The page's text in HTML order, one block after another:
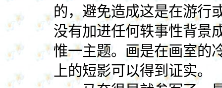
的，避免造成这是在游行
没有加进任何轶事性背景
惟一主题。画是在画室的
上的短影可以得到证实。